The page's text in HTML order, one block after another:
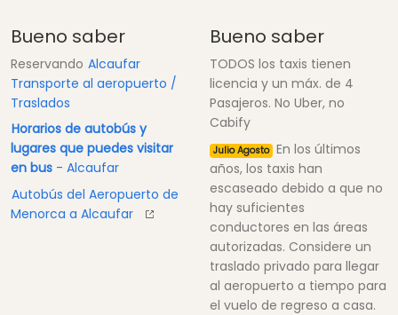
Bueno saber
Reservando Alcaufar
Transporte al aeropuerto /
Traslados
Horarios de autobús y
lugares que puedes visitar
en bus - Alcaufar
Autobús del Aeropuerto de
Menorca a Alcaufar
Bueno saber
TODOS los taxis tienen
licencia y un máx. de 4
Pasajeros. No Uber, no
Cabify
Julio Agosto En los últimos
años, los taxis han
escaseado debido a que no
hay suficientes
conductores en las áreas
autorizadas. Considere un
traslado privado para llegar
al aeropuerto a tiempo para
el vuelo de regreso a casa.